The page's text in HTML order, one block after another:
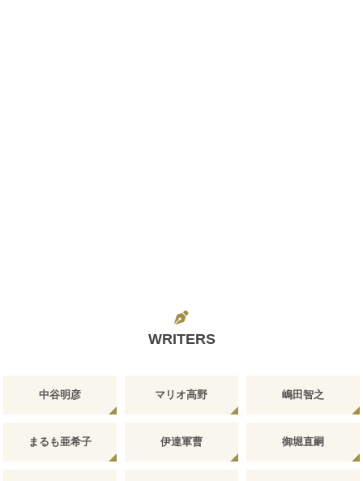
WRITERS
中谷明彦 マリオ高野 嶋田智之
まるも亜希子 伊達軍曹 御堀直嗣